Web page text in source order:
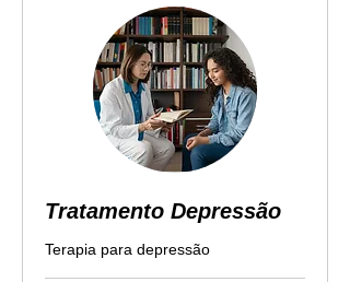
Tratamento Depressão
Terapia para depressão